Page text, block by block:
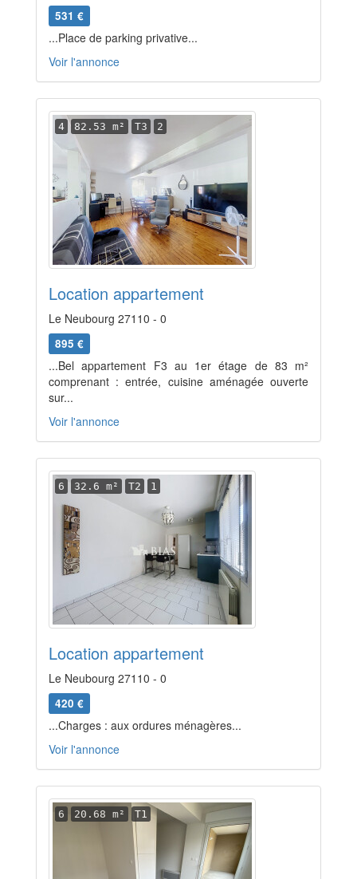
531 €
...Place de parking privative...
Voir l'annonce
4 82.53 m² T3 2
Location appartement
Le Neubourg 27110 - 0
895 €
...Bel appartement F3 au 1er étage de 83 m²
comprenant : entrée, cuisine aménagée ouverte
sur...
Voir l'annonce
6 32.6 m² T2 1
Location appartement
Le Neubourg 27110 - 0
420 €
...Charges : aux ordures ménagères...
Voir l'annonce
6 20.68 m² T1